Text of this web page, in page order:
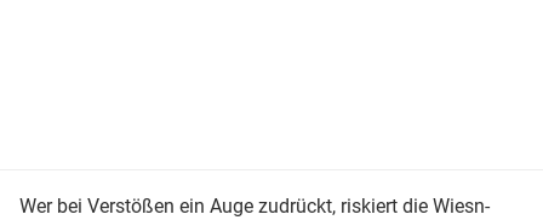
Wer bei Verstößen ein Auge zudrückt, riskiert die Wiesn-